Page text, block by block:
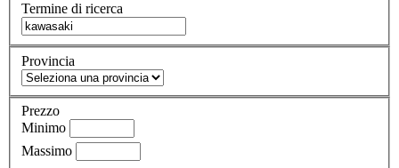
Termine di ricerca
Provincia
Prezzo
Minimo
Massimo